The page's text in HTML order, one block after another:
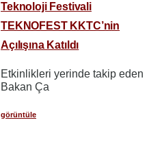
Teknoloji Festivali
TEKNOFEST KKTC’nin
Açılışına Katıldı
Etkinlikleri yerinde takip eden
Bakan Ça
görüntüle